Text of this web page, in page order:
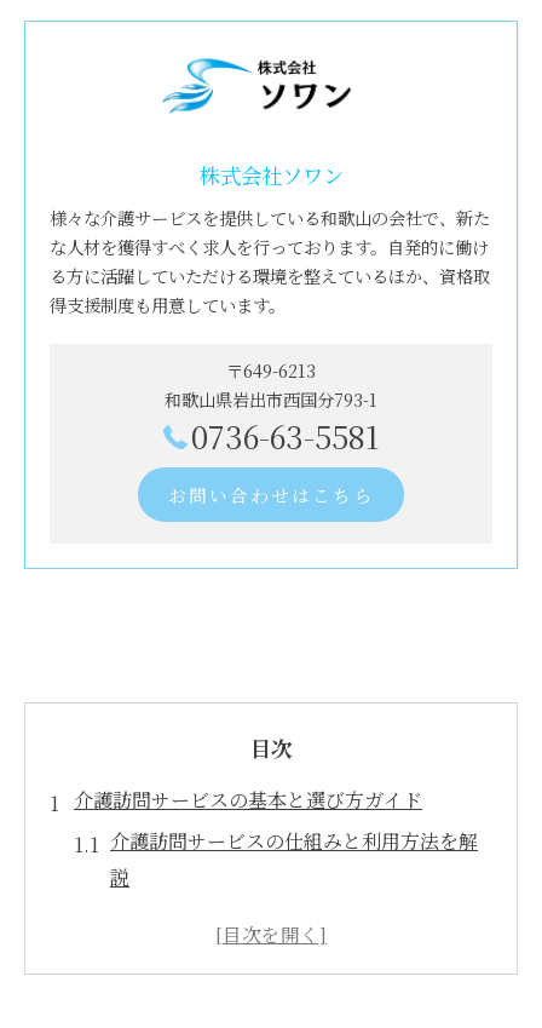
株式会社ソワン
様々な介護サービスを提供している和歌山の会社で、新た
な人材を獲得すべく求人を行っております。自発的に働け
る方に活躍していただける環境を整えているほか、資格取
得支援制度も用意しています。
〒649-6213
和歌山県岩出市西国分793-1
0736-63-5581
お問い合わせはこちら
目次
介護訪問サービスの基本と選び方ガイド
介護訪問サービスの仕組みと利用方法を解
説